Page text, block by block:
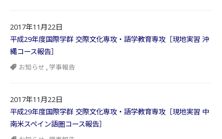
2017年11月22日
平成29年度国際学群 交際文化専攻・語学教育専攻［現地実習 沖
縄コース報告］
お知らせ ,学事報告
2017年11月22日
平成29年度国際学群 交際文化専攻・語学教育専攻［現地実習 中
南米スペイン語圏コース報告］